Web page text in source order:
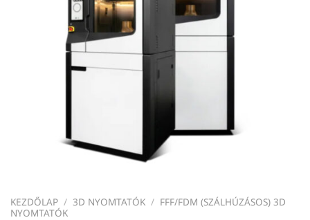
KEZDŐLAP / 3D NYOMTATÓK / FFF/FDM (SZÁLHÚZÁSOS) 3D
NYOMTATÓK